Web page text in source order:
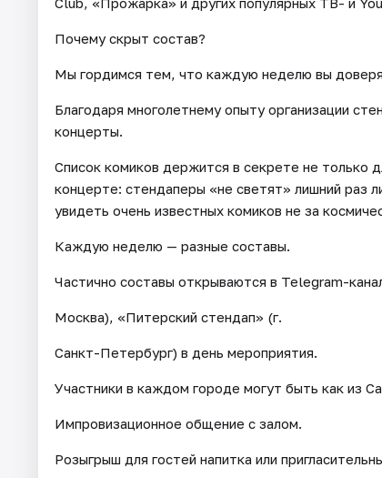
Почему скрыт состав?
Мы гордимся тем, что каждую неделю вы
Благодаря многолетнему опыту организации
концерты.
Список комиков держится в секрете не только
концерте: стендаперы «не светят» лишний раз
увидеть очень известных комиков не за
Каждую неделю — разные составы.
Частично составы открываются в Telegram-
Москва), «Питерский стендап» (г.
Санкт-Петербург) в день мероприятия.
Участники в каждом городе могут быть как из
Импровизационное общение с залом.
Розыгрыш для гостей напитка или